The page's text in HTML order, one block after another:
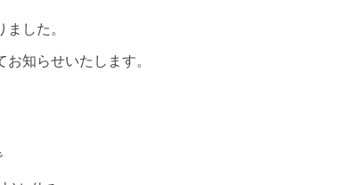
した。
知らせいたします。